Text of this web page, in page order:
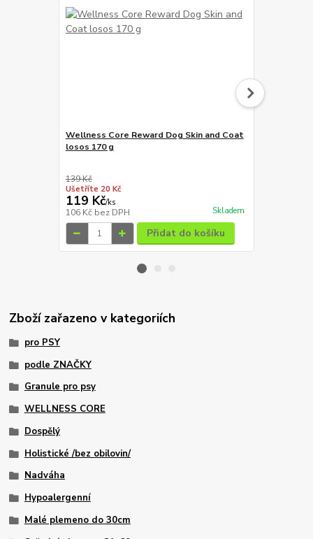
Wellness Core Reward Dog Skin and Coat
losos 170 g
139 Kč
Ušetříte 20 Kč
119 Kč/ks
106 Kč bez DPH Skladem
Přidat do košíku
Zboží zařazeno v kategoriích
pro PSY
podle ZNAČKY
Granule pro psy
WELLNESS CORE
Dospělý
Holistické /bez obilovin/
Nadváha
Hypoalergenní
Malé plemeno do 30cm